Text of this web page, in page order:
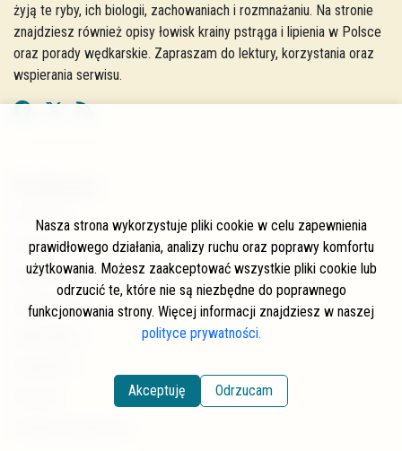
żyją te ryby, ich biologii, zachowaniach i rozmnażaniu. Na stronie
znajdziesz również opisy łowisk krainy pstrąga i lipienia w Polsce
oraz porady wędkarskie. Zapraszam do lektury, korzystania oraz
wspierania serwisu.
Autorzy
Często zadawane pytania
Współpraca
Nasza strona wykorzystuje pliki cookie w celu zapewnienia
prawidłowego działania, analizy ruchu oraz poprawy komfortu
użytkowania. Możesz zaakceptować wszystkie pliki cookie lub
odrzucić te, które nie są niezbędne do poprawnego
funkcjonowania strony. Więcej informacji znajdziesz w naszej
polityce prywatności.
Akceptuję Odrzucam